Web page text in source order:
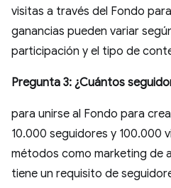
visitas a través del Fondo
ganancias pueden variar
participación y el tipo de
Pregunta 3: ¿Cuántos
para unirse al Fondo para
10.000 seguidores y 100.000
métodos como marketing de
tiene un requisito de